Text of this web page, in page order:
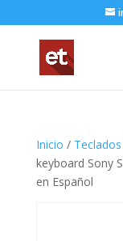
Inicio / Teclados
keyboard Sony
en Español